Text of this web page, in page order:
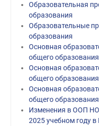
Образовательная
образования
Образовательные
образования
Основная
общего образования
Основная
общего образования
Основная
общего образования
Изменения в ООП
2025 учебном году